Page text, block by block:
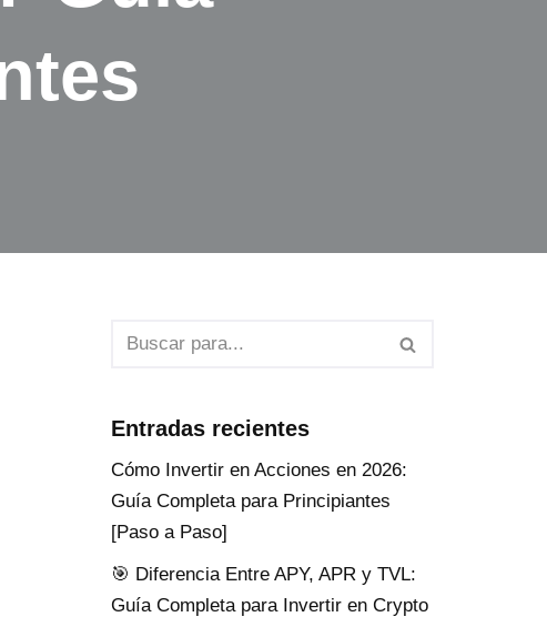
Entradas recientes
Cómo Invertir en Acciones en 2026:
Guía Completa para Principiantes
[Paso a Paso]
🎯 Diferencia Entre APY, APR y TVL:
Guía Completa para Invertir en Crypto